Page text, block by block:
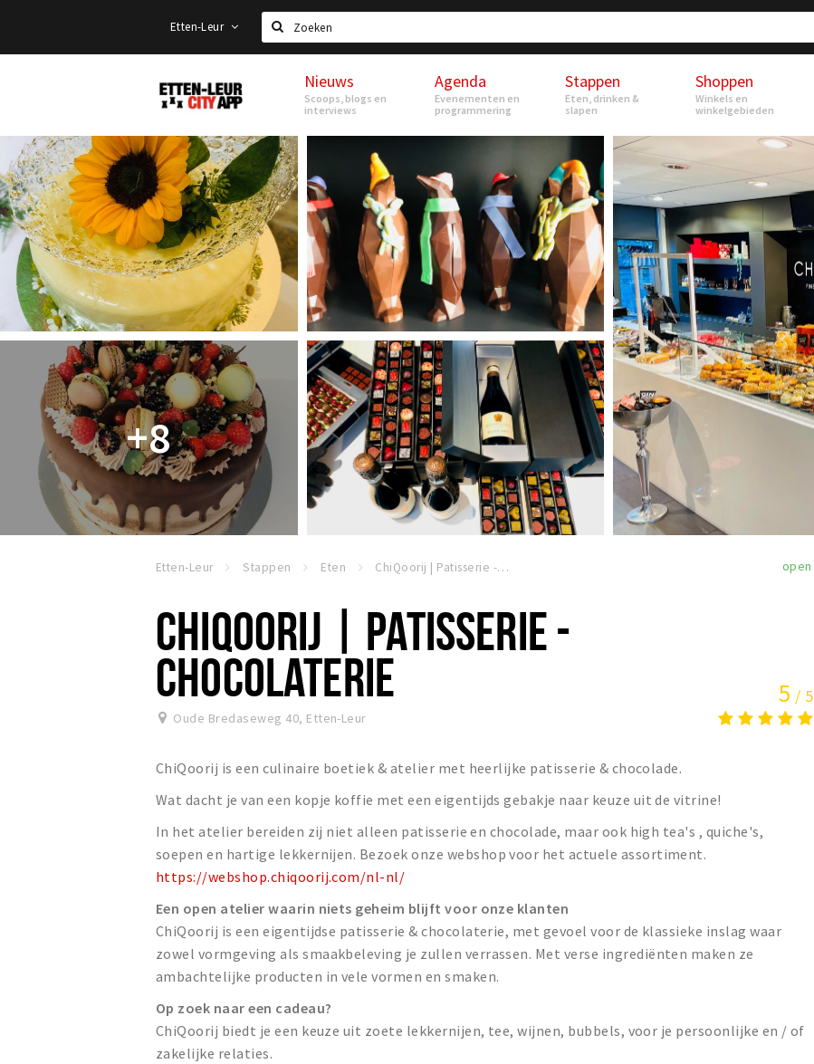
Etten-Leur
Zoeken
Etten-
Leur
Nieuws
Scoops, blogs en
interviews
Agenda
Evenementen en
programmering
Stappen
Eten, drinken &
slapen
Shoppen
Winkels en
winkelgebieden
+8
Etten-Leur Stappen Eten ChiQoorij | Patisserie - Chocolaterie open
CHIQOORIJ | PATISSERIE -
CHOCOLATERIE
Oude Bredaseweg 40, Etten-Leur
5 / 5
ChiQoorij is een culinaire boetiek & atelier met heerlijke patisserie & chocolade.
Wat dacht je van een kopje koffie met een eigentijds gebakje naar keuze uit de vitrine!
In het atelier bereiden zij niet alleen patisserie en chocolade, maar ook high tea's , quiche's,
soepen en hartige lekkernijen. Bezoek onze webshop voor het actuele assortiment.
https://webshop.chiqoorij.com/nl-nl/
Een open atelier waarin niets geheim blijft voor onze klanten
ChiQoorij is een eigentijdse patisserie & chocolaterie, met gevoel voor de klassieke inslag waar
zowel vormgeving als smaakbeleving je zullen verrassen. Met verse ingrediënten maken ze
ambachtelijke producten in vele vormen en smaken.
Op zoek naar een cadeau?
ChiQoorij biedt je een keuze uit zoete lekkernijen, tee, wijnen, bubbels, voor je persoonlijke en / of
zakelijke relaties.